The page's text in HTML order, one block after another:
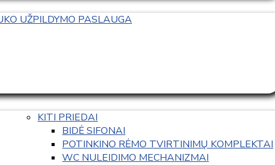
UŽPILDYMO PASLAUGA
KITI PRIEDAI
BIDĖ SIFONAI
POTINKINO RĖMO TVIRTINIMŲ KOMPLEKTAI
WC NULEIDIMO MECHANIZMAI